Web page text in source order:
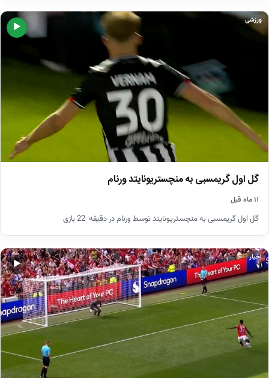
▶
ورزشی
گل اول گریمسبی به منچستریونایتد ورنام
۱۱ ماه قبل
گل اول گریمسبی به منچستریونایتد توسط ورنام در دقیقه 22 بازی
▶
اخبار